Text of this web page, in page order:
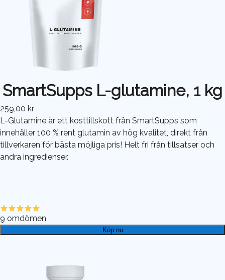
SmartSupps L-glutamine, 1 kg
259,00 kr
L-Glutamine är ett kosttillskott från SmartSupps som
innehåller 100 % rent glutamin av hög kvalitet, direkt från
tillverkaren för bästa möjliga pris! Helt fri från tillsatser och
andra ingredienser.
9 omdömen
Köp nu